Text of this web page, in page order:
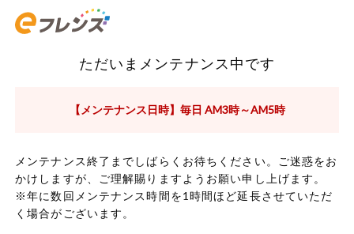
ただいまメンテナンス中です
【メンテナンス日時】毎日 AM3時～AM5時
メンテナンス終了までしばらくお待ちください。ご迷惑をお
かけしますが、ご理解賜りますようお願い申し上げます。
※年に数回メンテナンス時間を1時間ほど延長させていただ
く場合がございます。